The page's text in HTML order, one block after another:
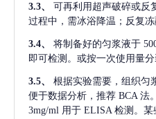
3.3、 可再利用超声破碎或反
过程中，需冰浴降温；反复冻
3.4、 将制备好的匀浆液于
即可检测。或按一次使用量分
3.5、 根据实验需要，组织匀
便于数据分析，推荐 BCA 法
3mg/ml 用于 ELISA 检测。